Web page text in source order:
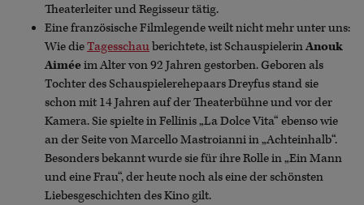
Theaterleiter und Regisseur tätig.
Eine französische Filmlegende weilt nicht mehr unter uns:
Wie dieTagesschauberichtete, ist SchauspielerinAnouk
Aiméeim Alter von 92 Jahren gestorben. Geboren als
Tochter des Schauspielerehepaars Dreyfus stand sie
schon mit 14 Jahren auf der Theaterbühne und vor der
Kamera. Sie spielte in Fellinis „La Dolce Vita“ ebenso wie
an der Seite von Marcello Mastroianni in „Achteinhalb“.
Besonders bekannt wurde sie für ihre Rolle in „Ein Mann
und eine Frau“, der heute noch als eine der schönsten
Liebesgeschichten des Kino gilt.